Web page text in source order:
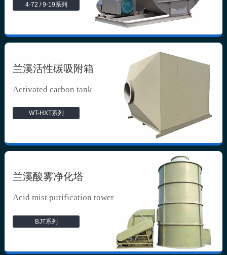
4-72 / 9-19系列
兰溪活性碳吸附箱
Activated carbon tank
WT-HXT系列
兰溪酸雾净化塔
Acid mist purification tower
BJT系列